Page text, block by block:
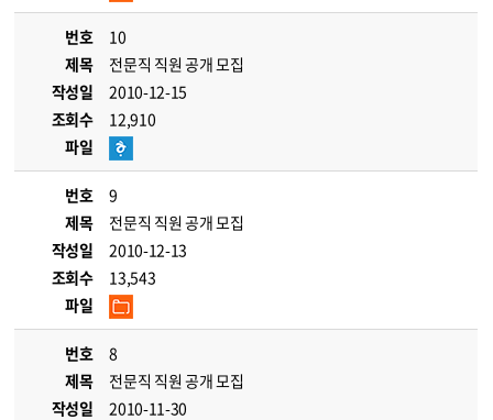
번호
10
제목
전문직 직원 공개 모집
작성일
2010-12-15
조회수
12,910
파일
번호
9
제목
전문직 직원 공개 모집
작성일
2010-12-13
조회수
13,543
파일
번호
8
제목
전문직 직원 공개 모집
작성일
2010-11-30